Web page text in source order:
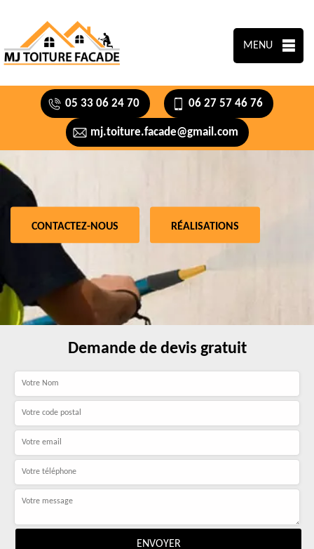
MENU
05 33 06 24 70 06 27 57 46 76
mj.toiture.facade@gmail.com
CONTACTEZ-NOUS RÉALISATIONS
Demande de devis gratuit